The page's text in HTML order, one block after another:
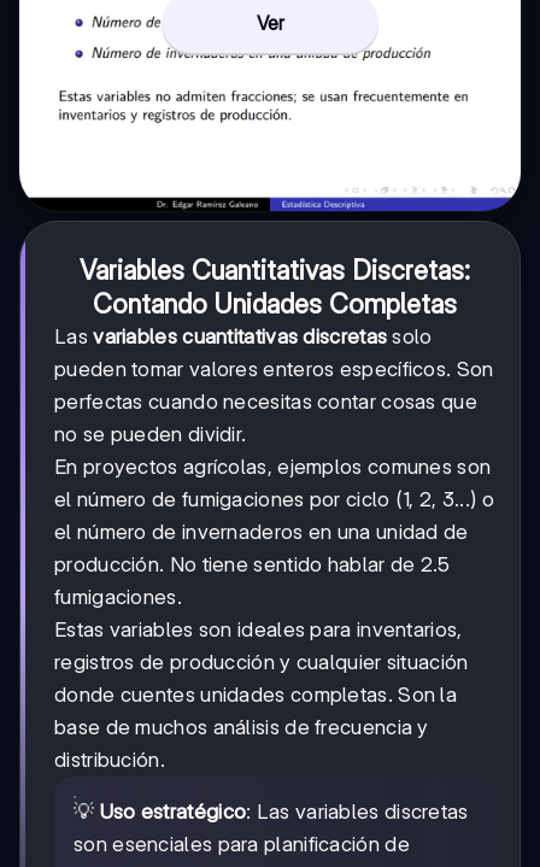
Ver
Variables Cuantitativas Discretas:
Contando Unidades Completas
Lasvariables cuantitativas discretas solo
pueden tomar valores enteros específicos. Son
perfectas cuando necesitas contar cosas que
no se pueden dividir.
En proyectos agrícolas, ejemplos comunes son
el número de fumigaciones por ciclo (1, 2, 3...) o
el número de invernaderos en una unidad de
producción. No tiene sentido hablar de 2.5
fumigaciones.
Estas variables son ideales para inventarios,
registros de producción y cualquier situación
donde cuentes unidades completas. Son la
base de muchos análisis de frecuencia y
distribución.
💡 Uso estratégico: Las variables discretas
son esenciales para planificación de